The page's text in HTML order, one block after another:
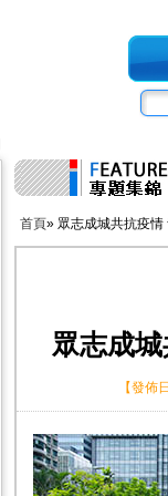
首頁» 眾志成城共抗疫
眾志成
【發佈